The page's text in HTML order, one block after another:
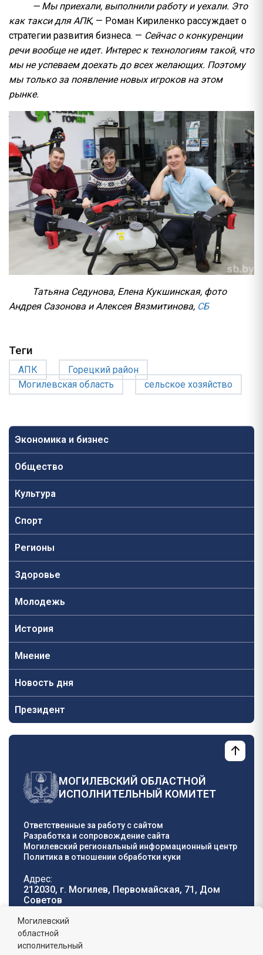
Экономика и бизнес
Общество
Культура
Спорт
Регионы
Здоровье
Молодежь
История
Мнение
Новость дня
Президент
— Мы приехали, выполнили работу и уехали. Это
как такси для АПК, — Роман Кириленко рассуждает о
стратегии развития бизнеса. — Сейчас о конкуренции
речи вообще не идет. Интерес к технологиям такой, что
мы не успеваем доехать до всех желающих. Поэтому
мы только за появление новых игроков на этом
рынке.
Татьяна Седунова, Елена Кукшинская, фото
Андрея Сазонова и Алексея Вязмитинова, СБ
Теги
АПК
Горецкий район
Могилевская область
сельское хозяйство
МОГИЛЕВСКИЙ ОБЛАСТНОЙ
ИСПОЛНИТЕЛЬНЫЙ КОМИТЕТ
Ответственные за работу с сайтом
Разработка и сопровождение сайта
Могилевский региональный информационный центр
Политика в отношении обработки куки
Адрес:
212030, г. Могилев, Первомайская, 71, Дом
Cоветов
Телефон горячей
линии:
8 (0222) 71-32-55
Могилевский
областной
исполнительный